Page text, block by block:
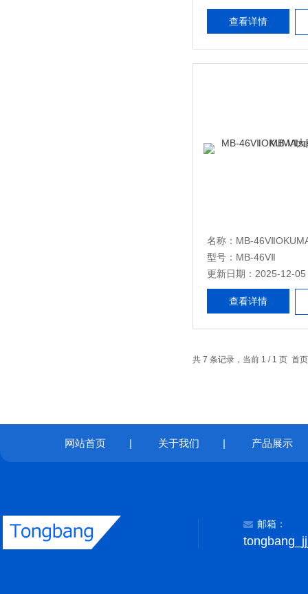
查看详情
型号：MB-46VⅡ
更新日期：2025-12-05
查看详情
共 7 条记录，当前 1 / 1 页 首
网站首页 | 关于我们 | 产品展示
邮箱：